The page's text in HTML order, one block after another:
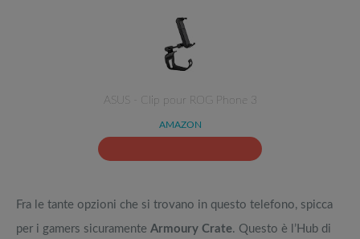
ASUS - Clip pour ROG Phone 3
AMAZON
Fra le tante opzioni che si trovano in questo telefono, spicca
per i gamers sicuramente Armoury Crate. Questo è l’Hub di